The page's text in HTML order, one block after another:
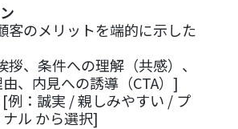
客のメリットを端的に示した
拶、条件への理解（共感）、
、内見への誘導（CTA）]
[例：誠実 / 親しみやすい / プ
ル から選択]